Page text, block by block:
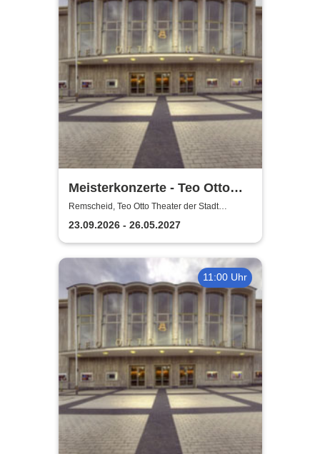
Meisterkonzerte - Teo Otto
Theater der Stadt Remscheid
Remscheid, Teo Otto Theater der Stadt
Remscheid
23.09.2026 - 26.05.2027
11:00 Uhr